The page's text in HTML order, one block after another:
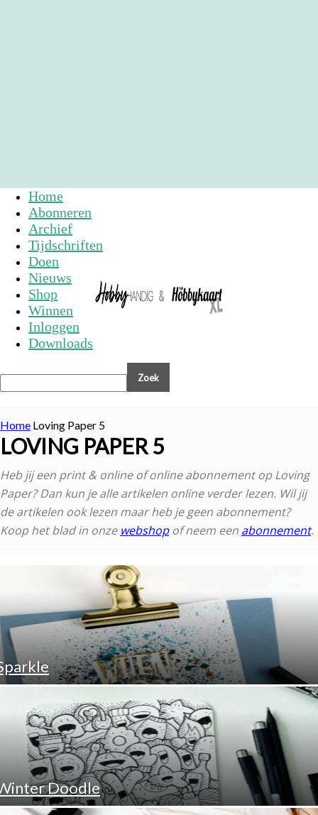
Home
Abonneren
Archief
Tijdschriften
Doen
Nieuws
Shop
Winnen
Inloggen
Downloads
Home Loving Paper 5
LOVING PAPER 5
Heb jij een print & online of online abonnement op Loving
Paper? Dan kun je alle artikelen online verder lezen. Wil jij
de artikelen ook lezen maar heb je geen abonnement?
Koop het blad in onze webshopof neem een abonnement.
Doodle